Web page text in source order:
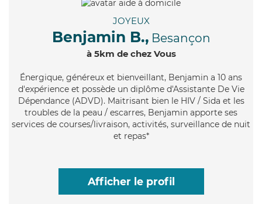
JOYEUX
Benjamin B., Besançon
à 5km de chez Vous
Énergique, généreux et bienveillant, Benjamin a 10 ans
d'expérience et possède un diplôme d'Assistante De Vie
Dépendance (ADVD). Maitrisant bien le HIV / Sida et les
troubles de la peau / escarres, Benjamin apporte ses
services de courses/livraison, activités, surveillance de nuit
et repas*
Afficher le profil